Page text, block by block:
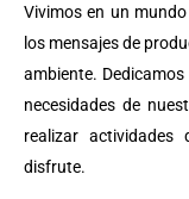
Vivimos en un
los mensajes de
ambiente.
necesidades de
realizar
disfrute.